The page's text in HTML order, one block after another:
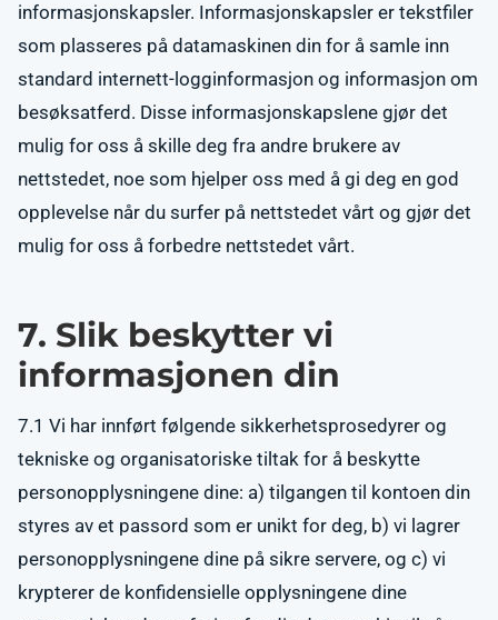
informasjonskapsler. Informasjonskapsler er tekstfiler
som plasseres på datamaskinen din for å samle inn
standard internett-logginformasjon og informasjon om
besøksatferd. Disse informasjonskapslene gjør det
mulig for oss å skille deg fra andre brukere av
nettstedet, noe som hjelper oss med å gi deg en god
opplevelse når du surfer på nettstedet vårt og gjør det
mulig for oss å forbedre nettstedet vårt.
7. Slik beskytter vi
informasjonen din
7.1 Vi har innført følgende sikkerhetsprosedyrer og
tekniske og organisatoriske tiltak for å beskytte
personopplysningene dine: a) tilgangen til kontoen din
styres av et passord som er unikt for deg, b) vi lagrer
personopplysningene dine på sikre servere, og c) vi
krypterer de konfidensielle opplysningene dine